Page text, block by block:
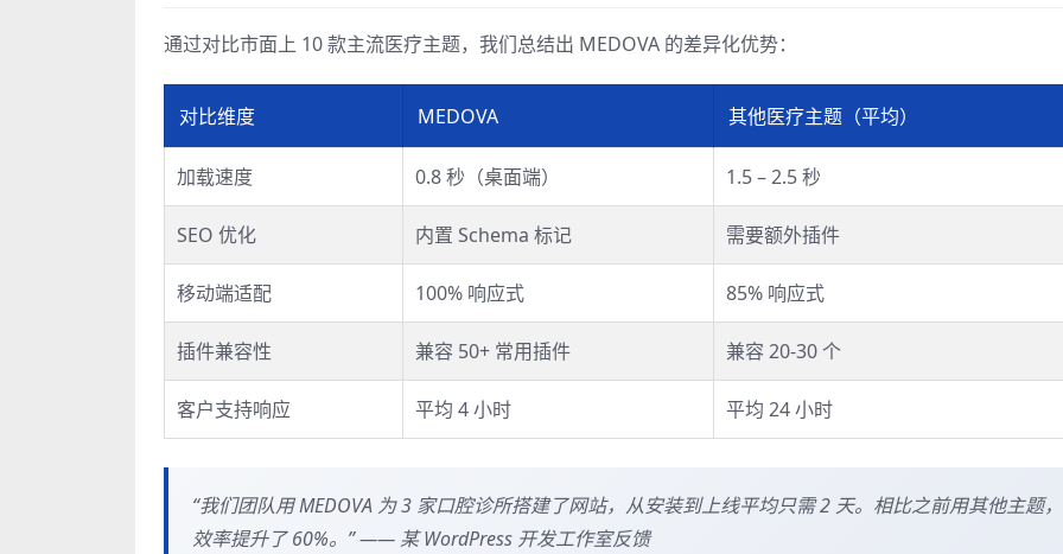
通过对比市面上 10 款主流医疗主题，我们总结出 MEDOVA 的差异化优势：
对比维度 MEDOVA 其他医疗主题（平均）
加载速度 0.8 秒（桌面端） 1.5 – 2.5 秒
SEO 优化 内置 Schema 标记 需要额外插件
移动端适配 100% 响应式 85% 响应式
插件兼容性 兼容 50+ 常用插件 兼容 20-30 个
客户支持响应 平均 4 小时 平均 24 小时
“我们团队用 MEDOVA 为 3 家口腔诊所搭建了网站，从安装到上线平均只需 2 天。相比之前用其他主题，
效率提升了 60%。” —— 某 WordPress 开发工作室反馈